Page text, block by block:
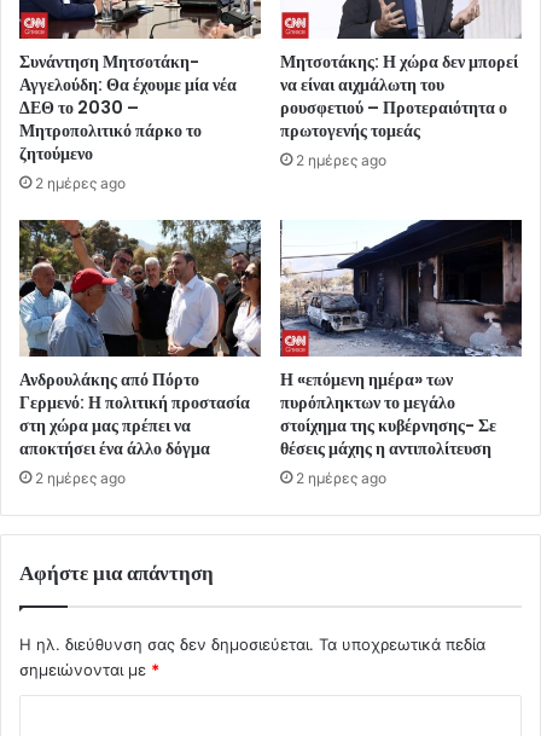
Συνάντηση Μητσοτάκη-
Αγγελούδη: Θα έχουμε μία νέα
ΔΕΘ το 2030 –
Μητροπολιτικό πάρκο το
ζητούμενο
2 ημέρες ago
Μητσοτάκης: Η χώρα δεν μπορεί
να είναι αιχμάλωτη του
ρουσφετιού – Προτεραιότητα ο
πρωτογενής τομεάς
2 ημέρες ago
Ανδρουλάκης από Πόρτο
Γερμενό: Η πολιτική προστασία
στη χώρα μας πρέπει να
αποκτήσει ένα άλλο δόγμα
2 ημέρες ago
Η «επόμενη ημέρα» των
πυρόπληκτων το μεγάλο
στοίχημα της κυβέρνησης- Σε
θέσεις μάχης η αντιπολίτευση
2 ημέρες ago
Αφήστε μια απάντηση
Η ηλ. διεύθυνση σας δεν δημοσιεύεται. Τα υποχρεωτικά πεδία
σημειώνονται με *